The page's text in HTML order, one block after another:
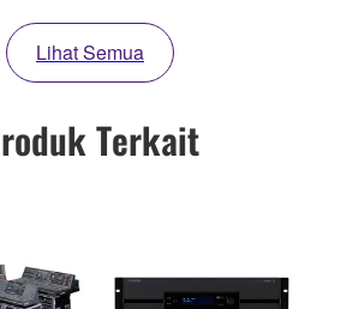
Lihat Semua
Terkait